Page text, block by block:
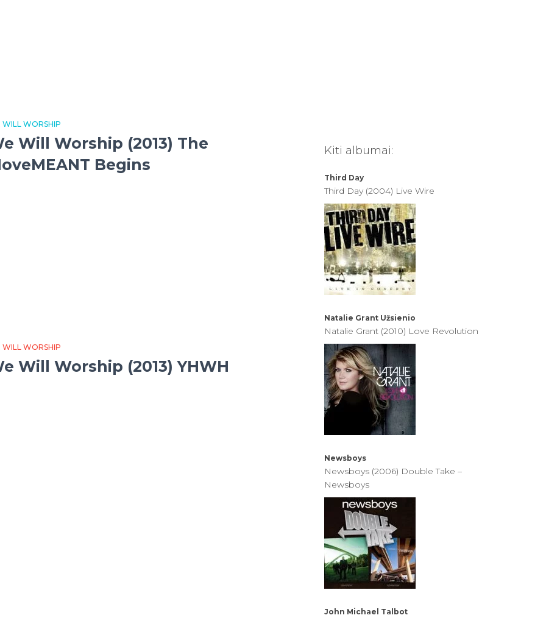
WILL WORSHIP
Will Worship (2013) The
Begins
WILL WORSHIP
Will Worship (2013) YHWH
Kiti albumai:
Third Day
Third Day (2004) Live Wire
Natalie Grant Užsienio
Natalie Grant (2010) Love Revolution
Newsboys
Newsboys (2006) Double Take –
Newsboys
John Michael Talbot